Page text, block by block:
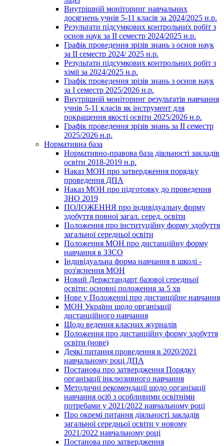
Внутрішній моніторинг навчальних
досягнень учнів 5-11 класів за 2024/2025 н.р.
Результати підсумкових контрольних робіт з
основ наук за ІІ семестр 2024/2025 н.р.
Графік проведення зрізів знань з основ наук
за ІІ семестр 2024/ 2025 н.р.
Результати підсумкових контрольних робіт з
хімії за 2024/2025 н.р.
Графік проведення зрізів знань з основ наук
за І семестр 2025/2026 н.р.
Внутрішній моніторинг результатів навчання
учнів 5-11 класів як інструмент для
покращення якості освіти 2025/2026 н.р.
Графік проведення зрізів знань за ІІ семестр
2025/2026 н.р.
Нормативна база
Нормативно-правова база діяльності закладів
освіти 2018-2019 н.р.
Наказ МОН про затвердження порядку
проведення ДПА
Наказ МОН про підготовку до проведення
ЗНО 2019
ПОЛОЖЕННЯ про індивідуальну форму
здобуття повної загал. серед. освіти
Положення про інституційну форму здобуття
загальної середньої освіти
Положення МОН про дистанційну форму
навчання в ЗЗСО
Індивідуальна форма навчання в школі -
роз'яснення МОН
Новий Держстандарт базової середньої
освіти: основні положення за 5 хв
Нове у Положенні про дистанційне навчання
МОН України щодо організації
дистанційного навчання
Щодо ведення класних журналів
Положення про дистанційну форму здобуття
освіти (нове)
Деякі питання проведення в 2020/2021
навчальному році ДПА
Постанова про затвердження Порядку
організації інклюзивного навчання
Методичні рекомендації щодо організації
навчання осіб з особливими освітніми
потребами у 2021/2022 навчальному році
Про окремі питання діяльності закладів
загальної середньої освіти у новому
2021/2022 навчальному році
Постанова про затвердження